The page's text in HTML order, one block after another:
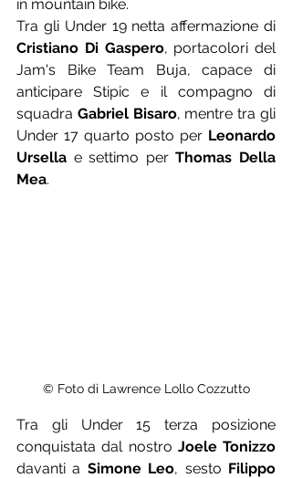
in mountain bike.
Cristiano Di Gaspero, portacolori del
Jam's Bike Team Buja, capace di
anticipare Stipic e il compagno di
squadra Gabriel Bisaro, mentre tra gli
Under 17 quarto posto per Leonardo
Ursella e settimo per Thomas Della
Mea.
© Foto di Lawrence Lollo Cozzutto
Tra gli Under 15 terza posizione
conquistata dal nostro Joele Tonizzo
davanti a Simone Leo, sesto Filippo